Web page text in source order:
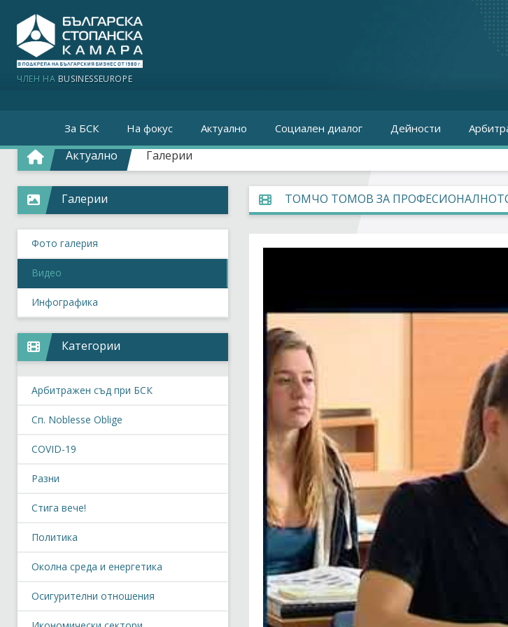
ЧЛЕН НА BUSINESSEUROPE
За БСК На фокус Актуално Социален диалог Дейности
Актуално Галерии
ТОМЧО ТОМОВ ЗА
Галерии
Фото галерия
Видео
Инфографика
Категории
Арбитражен съд при БСК
Сп. Noblesse Oblige
COVID-19
Разни
Стига вече!
Политика
Околна среда и енергетика
Осигурителни отношения